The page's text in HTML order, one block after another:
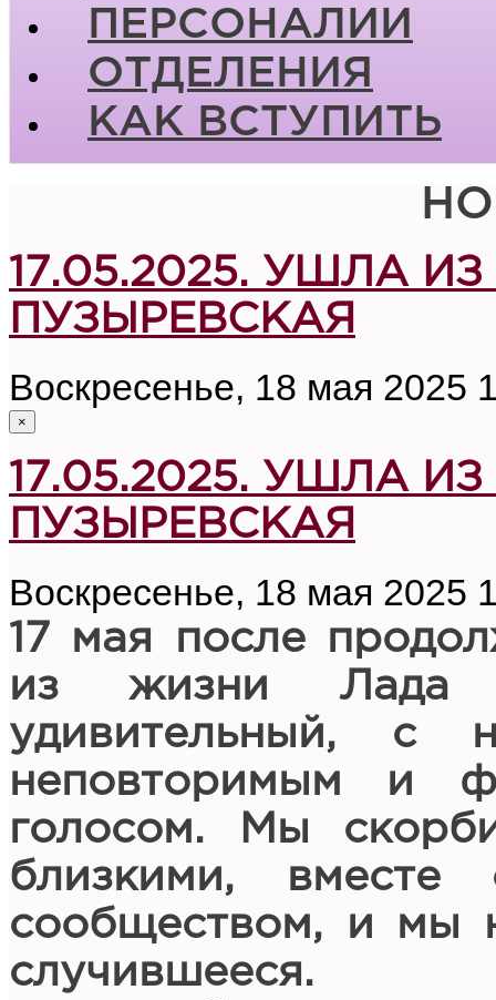
ПЕРСОНАЛИИ
ОТДЕЛЕНИЯ
КАК ВСТУПИТЬ
17.05.2025. УШЛА
ПУЗЫРЕВСКАЯ
Воскресенье, 18 мая 2025
×
17.05.2025. УШЛА
ПУЗЫРЕВСКАЯ
Воскресенье, 18 мая 2025
17 мая после
из жизни Лада
удивительный, с
неповторимым и
голосом. Мы
близкими, вместе
сообществом, и мы